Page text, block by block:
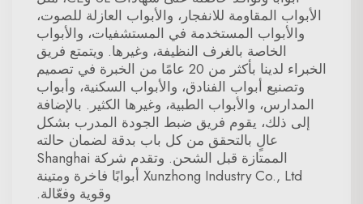
الأبواب المقاومة للانفجار، والأبواب العازلة للصوت،
والأبواب المستخدمة في المستشفيات، والأبواب
الخاصة بالغرف النظيفة، وغيرها. ويتمتع فريق
الخبراء لدينا بأكثر من 20 عامًا من الخبرة في تصميم
وتصنيع أبواب الفنادق، والأبواب السكنية، وأبواب
المدارس، والأبواب الطبية، وغيرها الكثير. بالإضافة
إلى ذلك، يقوم فريق ضبط الجودة المدرب بشكل
عالٍ بالتحقق من كل باب بدقة لضمان حالته
الممتازة قبل الشحن. وتقدم شركة Shanghai
Xunzhong Industry Co., Ltd أبوابًا فاخرة ومتينة
وقوية وفعّالة.